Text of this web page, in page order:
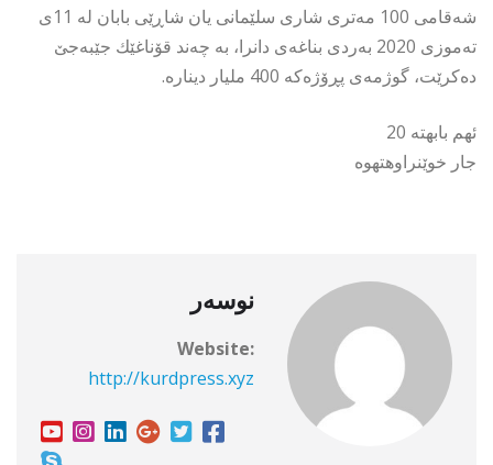
شەقامی 100 مەتری شاری سلێمانی یان شاڕێی بابان لە 11ی
تەموزی 2020 بەردی بناغەی دانرا، بە چەند قۆناغێك جێبەجێ
دەكرێت، گوژمەی پڕۆژەکە 400 ملیار دینارە.
ئهم بابهته 20
جار خوێنراوهتهوه
نوسەر
Website:
http://kurdpress.xyz